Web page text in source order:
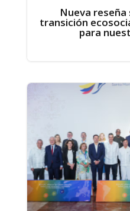
Nueva reseña
transición
para